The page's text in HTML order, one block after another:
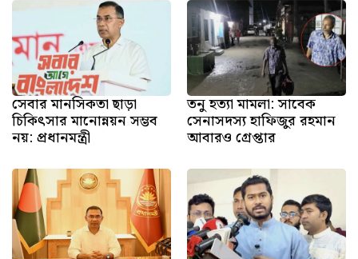
সেবার মানসিকতা ছাড়া
চিকিৎসার মানোন্নয়ন সম্ভব
নয়: প্রধানমন্ত্রী
তনু হত্যা মামলা: সাবেক
সেনাসদস্য হাফিজুর রহমান
আবারও গ্রেপ্তার